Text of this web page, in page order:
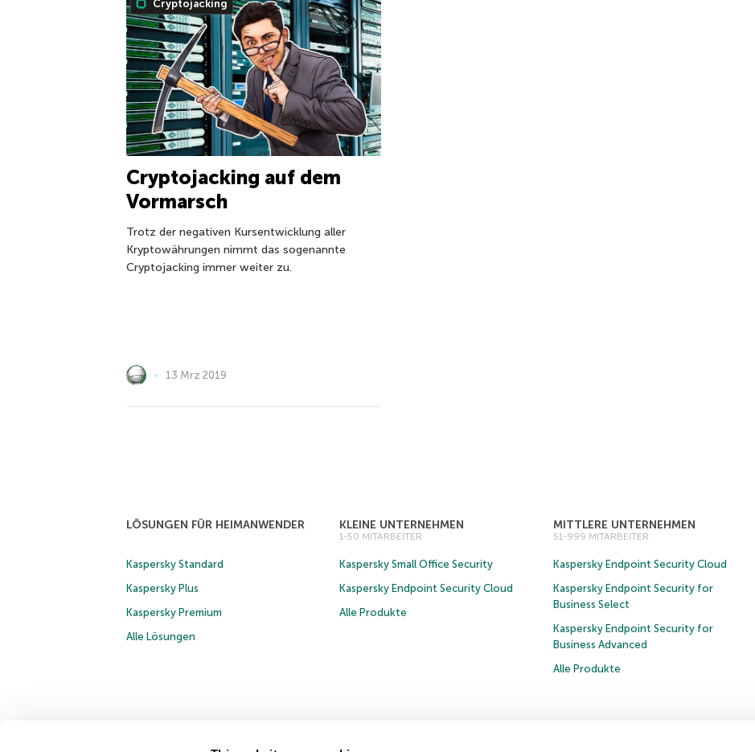
Cryptojacking
Cryptojacking auf dem
Vormarsch
Trotz der negativen Kursentwicklung aller
Kryptowährungen nimmt das sogenannte
Cryptojacking immer weiter zu.
13 Mrz 2019
LÖSUNGEN FÜR HEIMANWENDER
Kaspersky Standard
Kaspersky Plus
Kaspersky Premium
Alle Lösungen
KLEINE UNTERNEHMEN
1-50 MITARBEITER
Kaspersky Small Office Security
Kaspersky Endpoint Security Cloud
Alle Produkte
MITTLERE UNTERNEHMEN
51-999 MITARBEITER
Kaspersky Endpoint Security Cloud
Kaspersky Endpoint Security for
Business Select
Kaspersky Endpoint Security for
Business Advanced
Alle Produkte